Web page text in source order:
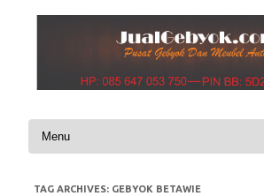
Skip to
TAG ARCHIVES: GEBYOK BETAWIE